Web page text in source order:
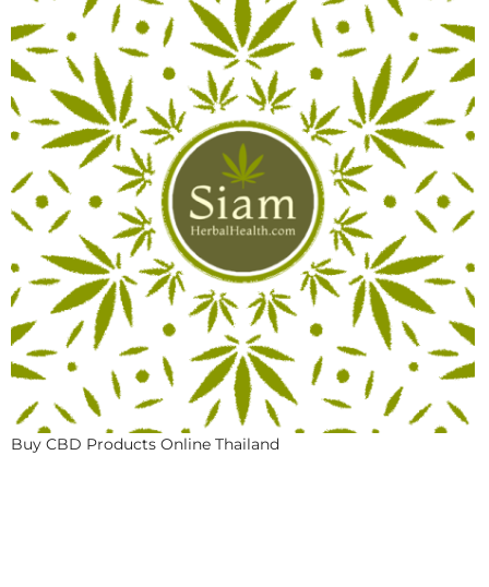
Buy CBD Products Online Thailand